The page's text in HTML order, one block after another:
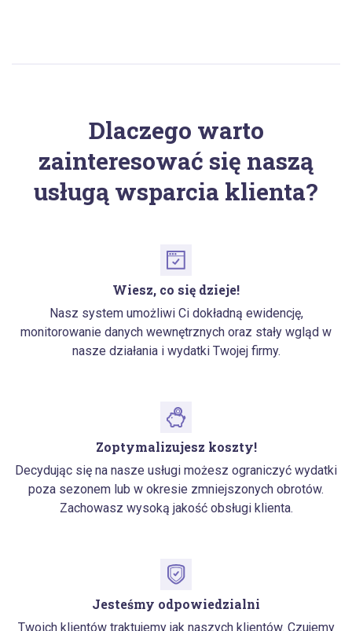
Dlaczego warto
zainteresować się naszą
usługą wsparcia klienta?
Wiesz, co się dzieje!
Nasz system umożliwi Ci dokładną ewidencję,
monitorowanie danych wewnętrznych oraz stały wgląd w
nasze działania i wydatki Twojej firmy.
Zoptymalizujesz koszty!
Decydując się na nasze usługi możesz ograniczyć wydatki
poza sezonem lub w okresie zmniejszonych obrotów.
Zachowasz wysoką jakość obsługi klienta.
Jesteśmy odpowiedzialni
Twoich klientów traktujemy jak naszych klientów. Czujemy